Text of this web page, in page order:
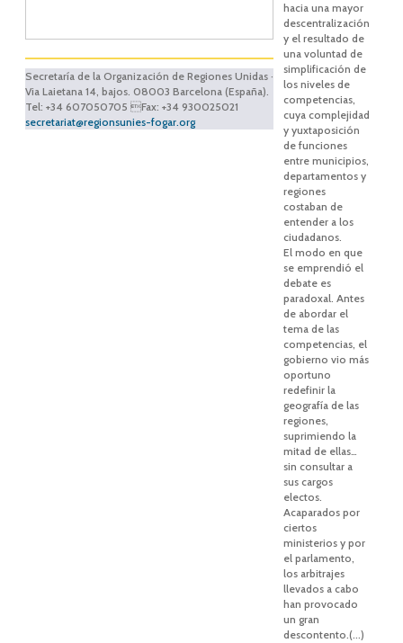
Secretaría de la Organización de Regiones Unidas ·
Via Laietana 14, bajos. 08003 Barcelona (España).
Tel: +34 607050705 Fax: +34 930025021
secretariat@regionsunies-fogar.org
hacia una mayor
descentralización
y el resultado de
una voluntad de
simplificación de
los niveles de
competencias,
cuya complejidad
y yuxtaposición
de funciones
entre municipios,
departamentos y
regiones
costaban de
entender a los
ciudadanos.
El modo en que
se emprendió el
debate es
paradoxal. Antes
de abordar el
tema de las
competencias, el
gobierno vio más
oportuno
redefinir la
geografía de las
regiones,
suprimiendo la
mitad de ellas…
sin consultar a
sus cargos
electos.
Acaparados por
ciertos
ministerios y por
el parlamento,
los arbitrajes
llevados a cabo
han provocado
un gran
descontento.(...)